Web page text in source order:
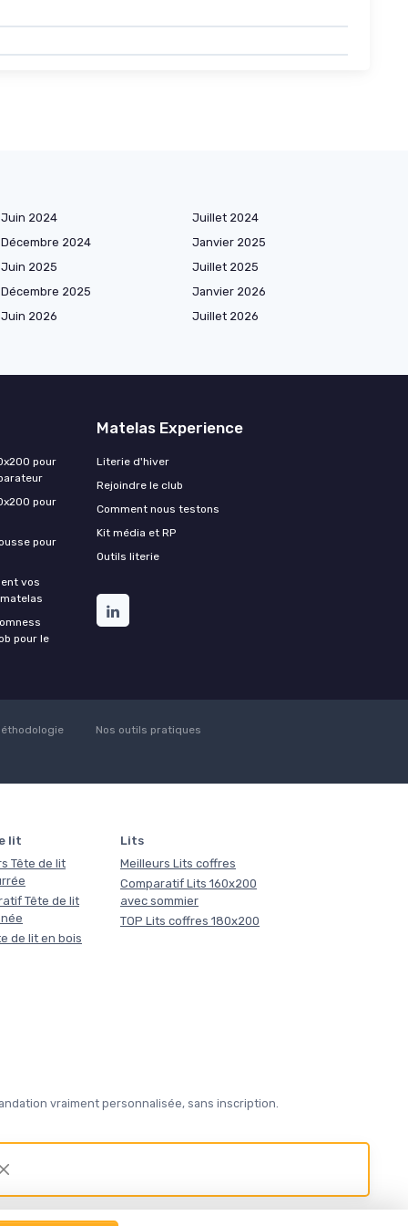
Juin 2024
Juillet 2024
Décembre 2024
Janvier 2025
Juin 2025
Juillet 2025
Décembre 2025
Janvier 2026
Juin 2026
Juillet 2026
pour
pour
pour
vos
pour le
Matelas Experience
Literie d'hiver
Rejoindre le club
Comment nous testons
Kit média et RP
Outils literie
Nos outils pratiques
lit
Tête de lit
Tête de lit
de lit en bois
Lits
Meilleurs Lits coffres
Comparatif Lits 160x200
avec sommier
TOP Lits coffres 180x200
vraiment personnalisée, sans inscription.